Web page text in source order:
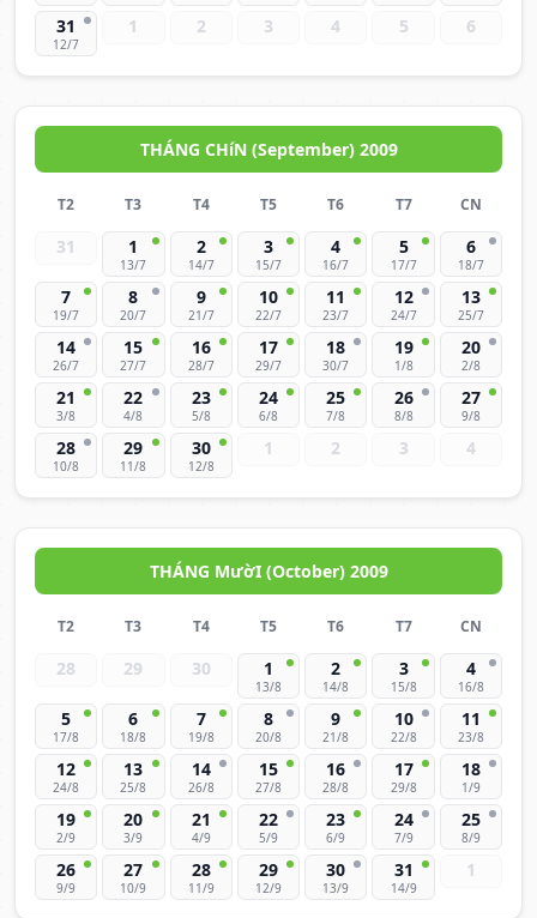
31
12/7
1 2 3 4 5 6
THÁNG CHíN (September) 2009
T2 T3 T4 T5 T6 T7 CN
31 1
13/7
2
14/7
3
15/7
4
16/7
5
17/7
6
18/7
7
19/7
8
20/7
9
21/7
10
22/7
11
23/7
12
24/7
13
25/7
14
26/7
15
27/7
16
28/7
17
29/7
18
30/7
19
1/8
20
2/8
21
3/8
22
4/8
23
5/8
24
6/8
25
7/8
26
8/8
27
9/8
28
10/8
29
11/8
30
12/8
1 2 3 4
THÁNG MườI (October) 2009
T2 T3 T4 T5 T6 T7 CN
28 29 30 1
13/8
2
14/8
3
15/8
4
16/8
5
17/8
6
18/8
7
19/8
8
20/8
9
21/8
10
22/8
11
23/8
12
24/8
13
25/8
14
26/8
15
27/8
16
28/8
17
29/8
18
1/9
19
2/9
20
3/9
21
4/9
22
5/9
23
6/9
24
7/9
25
8/9
26
9/9
27
10/9
28
11/9
29
12/9
30
13/9
31
14/9
1